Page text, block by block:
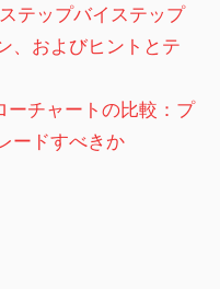
テップバイステップ
、およびヒントとテ
ーチャートの比較：プ
ードすべきか